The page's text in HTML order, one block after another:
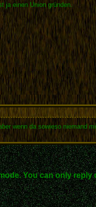
ja einen Union gründen.
wenn da sowieso niemand
You can only